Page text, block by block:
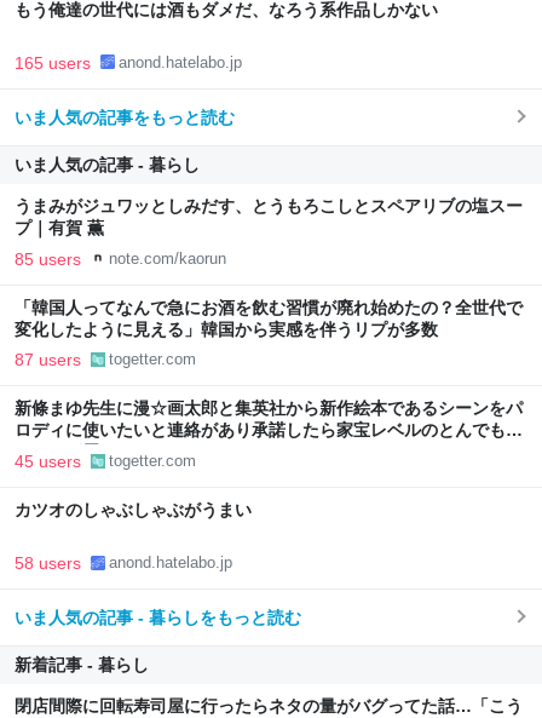
もう俺達の世代には酒もダメだ、なろう系作品しかない
165 users anond.hatelabo.jp
いま人気の記事をもっと読む
いま人気の記事 - 暮らし
うまみがジュワッとしみだす、とうもろこしとスペアリブの塩スー
プ｜有賀 薫
85 users note.com/kaorun
「韓国人ってなんで急にお酒を飲む習慣が廃れ始めたの？全世代で
変化したように見える」韓国から実感を伴うリプが多数
87 users togetter.com
新條まゆ先生に漫☆画太郎と集英社から新作絵本であるシーンをパ
ロディに使いたいと連絡があり承諾したら家宝レベルのとんでもな
いものが届いた
45 users togetter.com
カツオのしゃぶしゃぶがうまい
58 users anond.hatelabo.jp
いま人気の記事 - 暮らしをもっと読む
新着記事 - 暮らし
閉店間際に回転寿司屋に行ったらネタの量がバグってた話…「こう